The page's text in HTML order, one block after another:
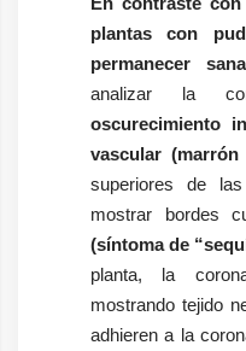
plantas con
permanecer
analizar la
oscurecimiento
vascular
superiores de
mostrar bordes
(síntoma de
planta, la
mostrando tejido
adhieren a la